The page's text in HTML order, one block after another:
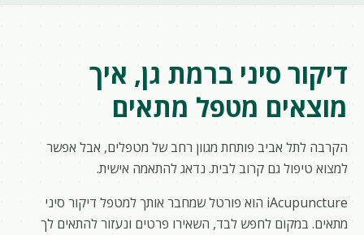
דיקור סיני ברמת גן, איך
מוצאים מטפל מתאים
הקרבה לתל אביב פותחת מגוון רחב של מטפלים, אבל אפשר
למצוא טיפול גם קרוב לבית. נדאג להתאמה אישית.
iAcupuncture הוא פורטל שמחבר אותך למטפל דיקור סיני
מתאים. במקום לחפש לבד, השאירו פרטים ונעזור להתאים לך